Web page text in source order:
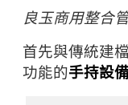
良玉商用整合
首先與傳統建
功能的手持設